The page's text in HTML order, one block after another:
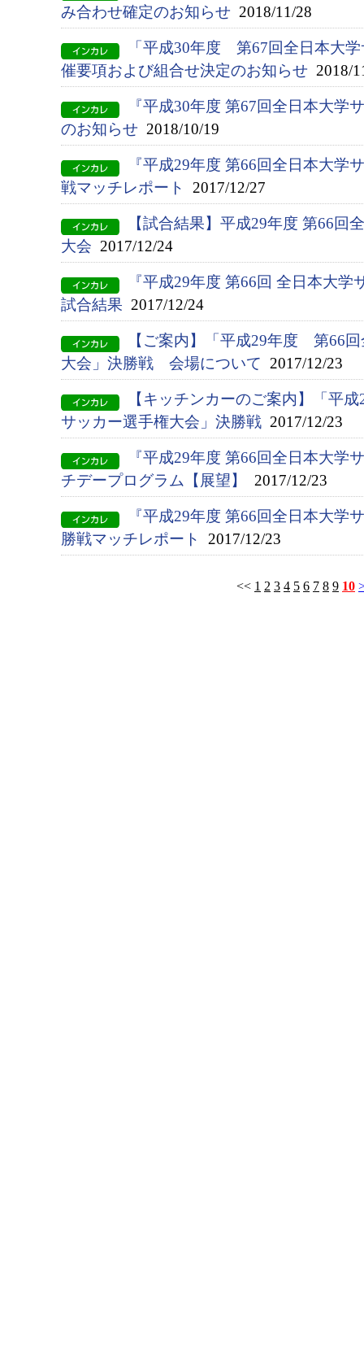
み合わせ確定のお知らせ 2018/11/28
「平成30年度 第67回全日本大
催要項および組合せ決定のお知らせ 2018/
『平成30年度 第67回全日本大学
のお知らせ 2018/10/19
『平成29年度 第66回全日本大学
戦マッチレポート
2017/12/27
【試合結果】平成29年度 第66回
大会 2017/12/24
『平成29年度 第66回 全日本大
試合結果 2017/12/24
【ご案内】「平成29年度 第66
大会」決勝戦 会場について 2017/12/23
【キッチンカーのご案内】「平
サッカー選手権大会」決勝戦 2017/12/23
『平成29年度 第66回全日本大学
チデープログラム【展望】
2017/12/23
『平成29年度 第66回全日本大学
勝戦マッチレポート
2017/12/23
<< 1 2 3 4 5 6 7 8 9 10